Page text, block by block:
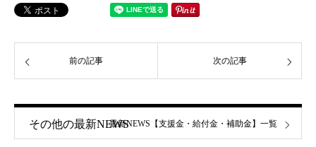
前の記事 次の記事
その他の最新NEWS最新NEWS【支援金・給付金・補助金】一覧